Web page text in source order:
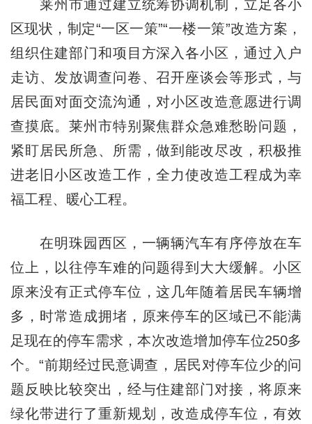
莱州市通过建立统筹协调机制，立足各小
区现状，制定“一区一策”“一楼一策”改造方案，
组织住建部门和项目方深入各小区，通过入户
走访、发放调查问卷、召开座谈会等形式，与
居民面对面交流沟通，对小区改造意愿进行调
查摸底。莱州市特别聚焦群众急难愁盼问题，
紧盯居民所急、所需，做到能改尽改，积极推
进老旧小区改造工作，全力使改造工程成为幸
福工程、暖心工程。
在明珠园西区，一辆辆汽车有序停放在车
位上，以往停车难的问题得到大大缓解。小区
原来没有正式停车位，这几年随着居民车辆增
多，时常造成拥堵，原来停车的区域已不能满
足现在的停车需求，本次改造增加停车位250多
个。“前期经过民意调查，居民对停车位少的问
题反映比较突出，经与住建部门对接，将原来
绿化带进行了重新规划，改造成停车位，有效